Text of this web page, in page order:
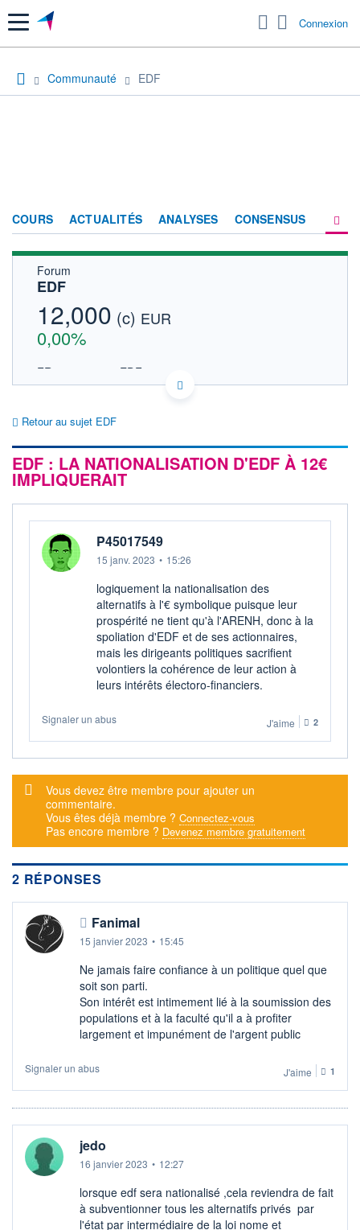
Menu Connexion
Communauté EDF
COURS ACTUALITÉS ANALYSES CONSENSUS
Forum
EDF
12,000 (c) EUR
0,00%
FR0010242511 EDF
EURONEXT PARIS DONNÉES TEMPS RÉEL
Cotation sur les autres places
SECTEUR
Électricité conventionnelle
0,000
VOLUME
0,00%
VALORISATION
50 034 MEUR
DERNIER ÉCHANGE
17.05.23 / 17:35:10
LIMITE À LA LIMITE À LA
HAUSSE
0,020
RENDEMENT PER ESTIMÉ
0,00 EUR
PROCHAIN
DIVIDENDE
-
Non éligible
Boursobank
+ ALERTE
Retour au sujet EDF
EDF : LA NATIONALISATION D'EDF À 12€
IMPLIQUERAIT
P45017549
15 janv. 2023 • 15:26
logiquement la nationalisation des
alternatifs à l'€ symbolique puisque leur
prospérité ne tient qu'à l'ARENH, donc à la
spoliation d'EDF et de ses actionnaires,
mais les dirigeants politiques sacrifient
volontiers la cohérence de leur action à
leurs intérêts électoro-financiers.
Signaler un abus J'aime 2
Message d'alerte
Vous devez être membre pour ajouter un
commentaire.
Vous êtes déjà membre ? Connectez-vous
Pas encore membre ? Devenez membre gratuitement
2 RÉPONSES
Fanimal
15 janvier 2023 • 15:45
Ne jamais faire confiance à un politique quel que
soit son parti.
Son intérêt est intimement lié à la soumission des
populations et à la faculté qu'il a à profiter
largement et impunément de l'argent public
Signaler un abus J'aime 1
jedo
16 janvier 2023 • 12:27
lorsque edf sera nationalisé ,cela reviendra de fait
à subventionner tous les alternatifs privés par
l'état par intermédiaire de la loi nome et